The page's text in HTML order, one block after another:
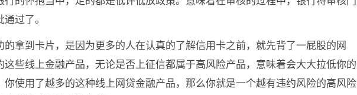
过了。
拿到卡片，是因为更多的人在认真的了解信用卡之前，就先背了一屁股的网
些线上金融产品，无论是否上征信都属于高风险产品，意味着会大大拉低你的
使用了越多的这种线上网贷金融产品，那么你就是一个越有违约风险的高风险